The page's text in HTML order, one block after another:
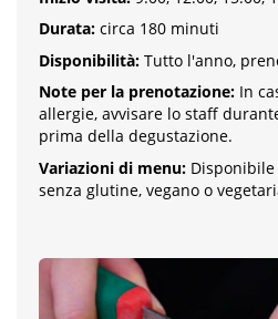
Durata: circa 180 minuti
Disponibilità: Tutto l'anno,
Note per la prenotazione: In
allergie, avvisare lo staff
prima della degustazione.
Variazioni di menu:
senza glutine, vegano o